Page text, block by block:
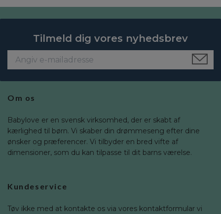
Tilmeld dig vores nyhedsbrev
Om os
Babylove er en svensk virksomhed, der er skabt af
kærlighed til børn. Vi skaber din drømmeseng efter dine
ønsker og præferencer. Vi tilbyder en bred vifte af
dimensioner, som du kan tilpasse til dit barns værelse.
Kundeservice
Tøv ikke med at kontakte os via vores kontaktformular vi